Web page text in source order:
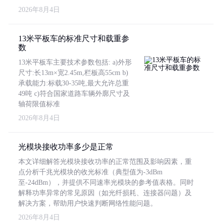
2026年8月4日
13米平板车的标准尺寸和载重参
数
13米平板车主要技术参数包括: a)外形
尺寸:长13m×宽2.45m,栏板高55cm b)
承载能力:标载30-35吨,最大允许总重
49吨 c)符合国家道路车辆外廓尺寸及
轴荷限值标准
2026年8月4日
光模块接收功率多少是正常
本文详细解答光模块接收功率的正常范围及影响因素，重
点分析千兆光模块的收光标准（典型值为-3dBm
至-24dBm），并提供不同速率光模块的参考值表格。同时
解释功率异常的常见原因（如光纤损耗、连接器问题）及
解决方案，帮助用户快速判断网络性能问题。
2026年8月4日